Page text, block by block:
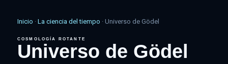
Inicio · La ciencia del tiempo · Universo de Gödel
COSMOLOGÍA ROTANTE
Universo de Gödel